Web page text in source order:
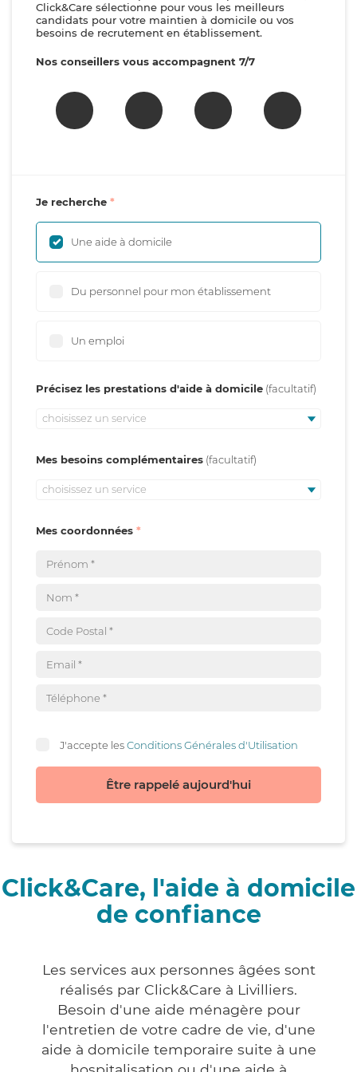
Click&Care sélectionne pour vous les meilleurs
candidats pour votre maintien à domicile ou vos
besoins de recrutement en établissement.
Nos conseillers vous accompagnent 7/7
Je recherche
Une aide à domicile
Du personnel pour mon établissement
Un emploi
Précisez les prestations d'aide à domicile
choisissez un service
Mes besoins complémentaires
choisissez un service
Mes coordonnées
J'accepte lesConditions Générales d'Utilisation
Être rappelé aujourd'hui
Click&Care, l'aide à domicile
de confiance
Les services aux personnes âgées sont
réalisés par Click&Care à Livilliers.
Besoin d'une aide ménagère pour
l'entretien de votre cadre de vie, d'une
aide à domicile temporaire suite à une